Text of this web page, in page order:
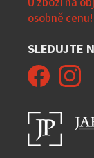
osobně cenu!
SLEDUJTE